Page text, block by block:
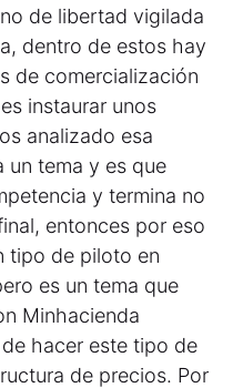
de libertad vigilada
dentro de estos hay
de comercialización
instaurar unos
analizado esa
un tema y es que
y termina no
entonces por eso
tipo de piloto en
es un tema que
Minhacienda
hacer este tipo de
de precios. Por